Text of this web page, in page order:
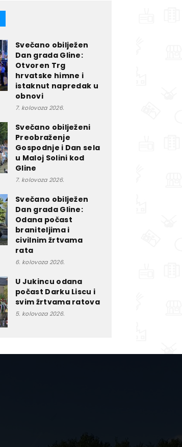
Svečano obilježen
Dan grada Gline:
Otvoren Trg
hrvatske himne i
istaknut napredak u
obnovi
7. kolovoza 2026.
Svečano obilježeni
Preobraženje
Gospodnje i Dan sela
u Maloj Solini kod
Gline
7. kolovoza 2026.
Svečano obilježen
Dan grada Gline:
Odana počast
braniteljima i
civilnim žrtvama
rata
6. kolovoza 2026.
U Jukincu odana
počast Darku Liscu i
svim žrtvama ratova
5. kolovoza 2026.